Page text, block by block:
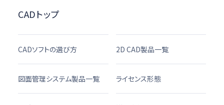
CADトップ
CADソフトの選び方 2D CAD製品一覧
図面管理システム製品一覧 ライセンス形態